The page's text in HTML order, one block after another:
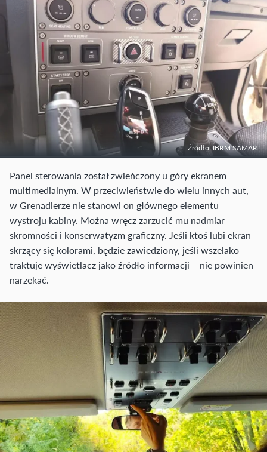
Źródło: IBRM SAMAR
Panel sterowania został zwieńczony u góry ekranem
multimedialnym. W przeciwieństwie do wielu innych aut,
w Grenadierze nie stanowi on głównego elementu
wystroju kabiny. Można wręcz zarzucić mu nadmiar
skromności i konserwatyzm graficzny. Jeśli ktoś lubi ekran
skrzący się kolorami, będzie zawiedziony, jeśli wszelako
traktuje wyświetlacz jako źródło informacji – nie powinien
narzekać.